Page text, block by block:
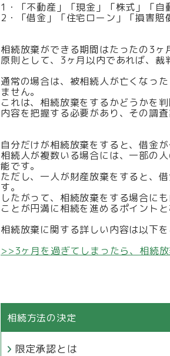
1・「不動産」「現金」「株式」「自
2・「借金」「住宅ローン」「損害
相続放棄ができる期間はたったの3ヶ
原則として、3ヶ月以内であれば、裁
通常の場合は、被相続人が亡くなっ
ません。
これは、相続放棄をするかどうかを
内容を把握する必要があり、その調
自分だけが相続放棄をすると、借金が
相続人が複数いる場合には、一部の
能です。
ただし、一人が財産放棄をすると、
す。
したがって、相続放棄をする場合に
ことが円満に相続を進めるポイントと
相続放棄に関する詳しい内容は以下を
>>3ヶ月を過ぎてしまったら、相続
相続方法の決定
限定承認とは